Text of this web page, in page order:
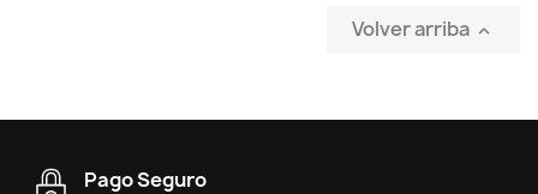
Volver arriba 
Pago Seguro